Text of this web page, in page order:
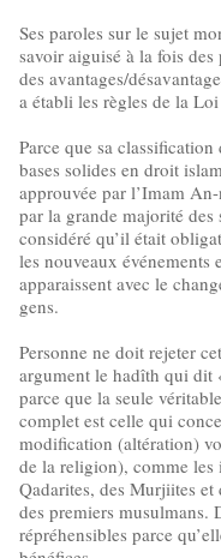
Ses paroles sur le sujet
savoir aiguisé à la fois
des avantages/
a établi les règles de la Loi
Parce que sa
bases solides en droit
approuvée par l’Imam
par la grande majorité des
considéré qu’il était
les nouveaux événements
apparaissent avec le
gens.
Personne ne doit rejeter
argument le hadîth qui dit
parce que la seule
complet est celle qui
modification (altération)
de la religion), comme les
Qadarites, des Murjiites et
des premiers musulmans.
répréhensibles parce